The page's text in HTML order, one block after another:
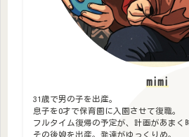
mimi
31歳で男の子を出産。
息子を0才で保育園に入園させて復職。
フルタイム復帰の予定が、計画があまく
その後娘を出産。発達がゆっくりめ。